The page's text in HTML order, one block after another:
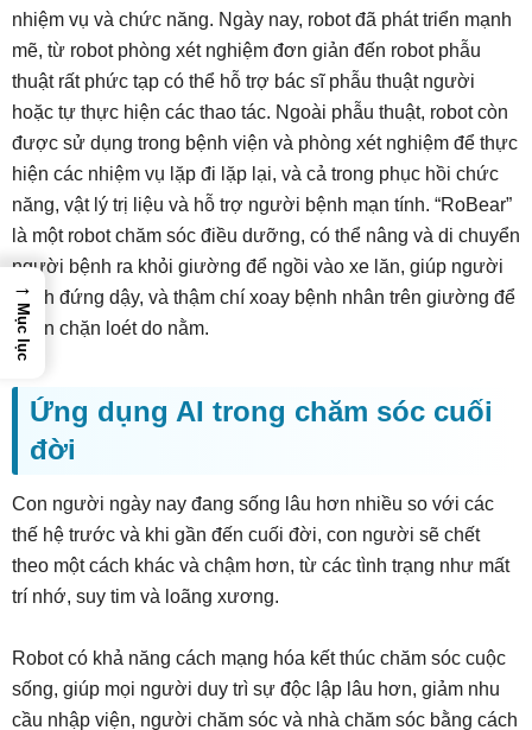
nhiệm vụ và chức năng. Ngày nay, robot đã phát triển mạnh
mẽ, từ robot phòng xét nghiệm đơn giản đến robot phẫu
thuật rất phức tạp có thể hỗ trợ bác sĩ phẫu thuật người
hoặc tự thực hiện các thao tác. Ngoài phẫu thuật, robot còn
được sử dụng trong bệnh viện và phòng xét nghiệm để thực
hiện các nhiệm vụ lặp đi lặp lại, và cả trong phục hồi chức
năng, vật lý trị liệu và hỗ trợ người bệnh mạn tính. “RoBear”
là một robot chăm sóc điều dưỡng, có thể nâng và di chuyển
người bệnh ra khỏi giường để ngồi vào xe lăn, giúp người
bệnh đứng dậy, và thậm chí xoay bệnh nhân trên giường để
ngăn chặn loét do nằm.
Ứng dụng AI trong chăm sóc cuối
đời
Con người ngày nay đang sống lâu hơn nhiều so với các
thế hệ trước và khi gần đến cuối đời, con người sẽ chết
theo một cách khác và chậm hơn, từ các tình trạng như mất
trí nhớ, suy tim và loãng xương.
Robot có khả năng cách mạng hóa kết thúc chăm sóc cuộc
sống, giúp mọi người duy trì sự độc lập lâu hơn, giảm nhu
cầu nhập viện, người chăm sóc và nhà chăm sóc bằng cách
→
Mục lục